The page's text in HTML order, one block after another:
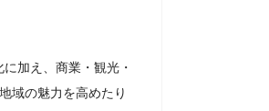
加え、商業・観光・
域の魅力を高めたり